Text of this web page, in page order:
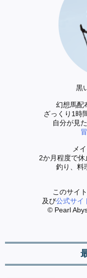
黒
幻想馬配
ざっくり1時
自分が見
メ
2か月程度で休
釣り、料
このサイ
及び公式サイ
© Pearl